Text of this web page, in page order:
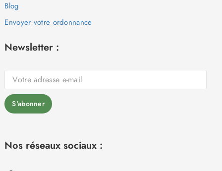
Blog
Envoyer votre ordonnance
Newsletter :
Nos réseaux sociaux :